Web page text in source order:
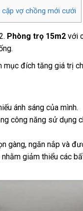
vợ chồng mới cưới
Phòng trọ 15m2 với
đích tăng giá trị
ánh sáng của mình.
công năng sử dụng
gàng, ngăn nắp và
giảm thiểu các